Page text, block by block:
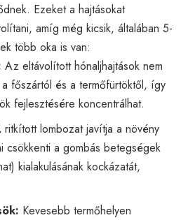
Ezeket a hajtásokat
amíg még kicsik, általában 5-
több oka is van:
Az eltávolított hónaljhajtások nem
főszártól és a termőfürtöktől, így
fejlesztésére koncentrálhat.
ritkított lombozat javítja a növény
csökkenti a gombás betegségek
kialakulásának kockázatát,
Kevesebb termőhelyen